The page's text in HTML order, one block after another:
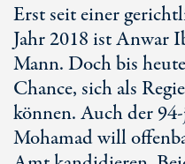
Erst seit einer
Jahr 2018 ist Anwar
Mann. Doch bis
Chance, sich als
können. Auch der
Mohamad will